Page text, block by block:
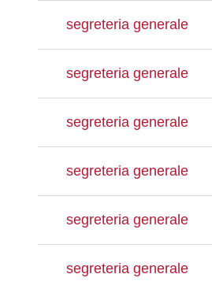
segreteria generale
segreteria generale
segreteria generale
segreteria generale
segreteria generale
segreteria generale